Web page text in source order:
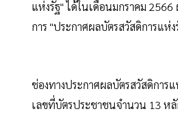
แห่งรัฐ" ได้ในเดือนมกราคม
การ "ประกาศผลบัตรสวัสดิการแ
ช่องทางประกาศผลบัตรสวัสดิการ
เลขที่บัตรประชาชนจำนวน 13 ห